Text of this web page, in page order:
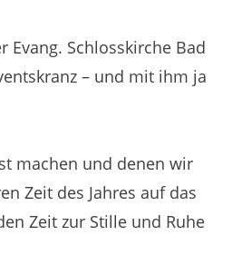
Evang. Schlosskirche Bad
– und mit ihm ja
machen und denen wir
Zeit des Jahres auf das
Zeit zur Stille und Ruhe